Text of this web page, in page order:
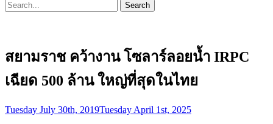
Search
Search
for:
สยามราช คว้างาน โซลาร์ลอยน้ำ IRPC
เฉียด 500 ล้าน ใหญ่ที่สุดในไทย
Posted
Tuesday July 30th, 2019Tuesday April 1st, 2025